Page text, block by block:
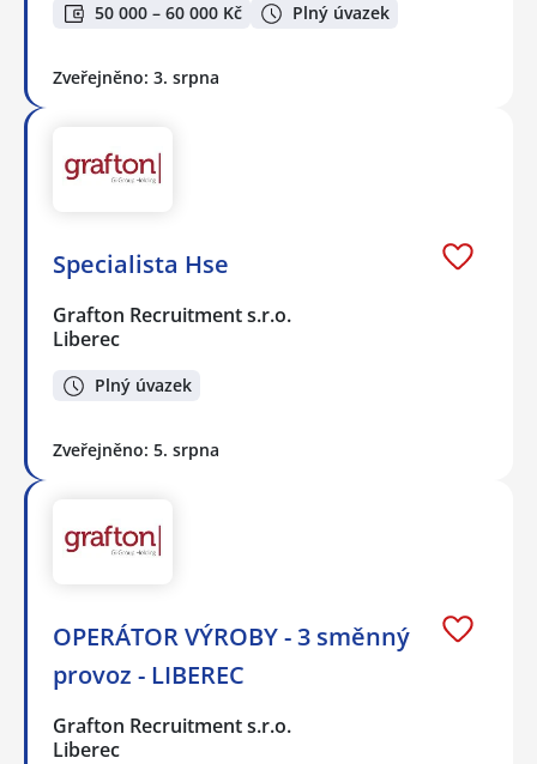
50 000 – 60 000 Kč Plný úvazek
Zveřejněno: 3. srpna
Specialista Hse
Grafton Recruitment s.r.o.
Liberec
Plný úvazek
Zveřejněno: 5. srpna
OPERÁTOR VÝROBY - 3 směnný
provoz - LIBEREC
Grafton Recruitment s.r.o.
Liberec